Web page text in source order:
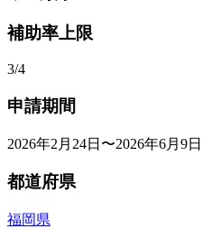
補助率上限
3/4
申請期間
2026年2月24日〜2026年6月9日
都道府県
福岡県